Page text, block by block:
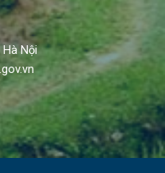
Nội